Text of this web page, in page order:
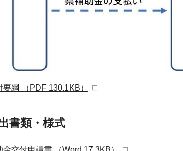
要綱 （PDF 130.1KB）
書類・様式